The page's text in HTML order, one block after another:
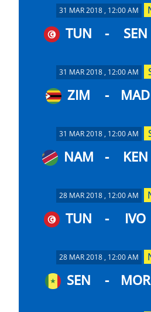
31 MAR 2018 , 12:00 AM
TUN - SEN
31 MAR 2018 , 12:00 AM
ZIM - MAD
31 MAR 2018 , 12:00 AM
NAM - KEN
28 MAR 2018 , 12:00 AM
TUN - IVO
28 MAR 2018 , 12:00 AM
SEN - MOR